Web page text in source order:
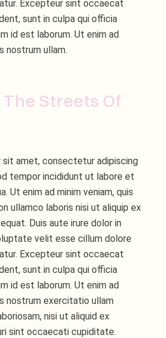
Excepteur sint occaecat
sunt in culpa qui officia
id est laborum. Ut enim ad
nostrum ullam.
The Streets Of
sit amet, consectetur adipiscing
tempor incididunt ut labore et
Ut enim ad minim veniam, quis
ullamco laboris nisi ut aliquip ex
Duis aute irure dolor in
velit esse cillum dolore
Excepteur sint occaecat
sunt in culpa qui officia
id est laborum. Ut enim ad
nostrum exercitatio ullam
nisi ut aliquid ex
sint occaecati cupiditate.